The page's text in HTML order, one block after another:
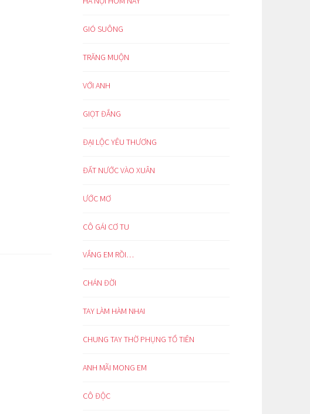
GIÓ SUÔNG
TRĂNG MUỘN
VỚI ANH
GIỌT ĐẮNG
ĐẠI LỘC YÊU THƯƠNG
ĐẤT NƯỚC VÀO XUÂN
ƯỚC MƠ
CÔ GÁI CƠ TU
VẮNG EM RỒI…
CHÁN ĐỜI
TAY LÀM HÀM NHAI
CHUNG TAY THỜ PHỤNG TỔ TIÊN
ANH MÃI MONG EM
CÔ ĐỘC